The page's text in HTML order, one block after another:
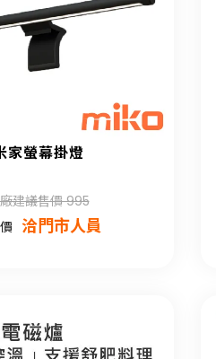
家螢幕掛燈
建議售價 995
洽門市人員